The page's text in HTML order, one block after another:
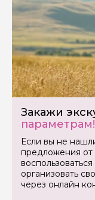
Закажи
параметрам!
Если вы не
предложения от
организовать
через онлайн